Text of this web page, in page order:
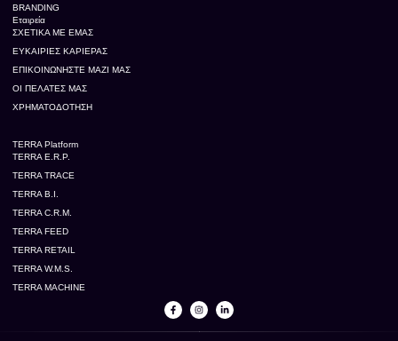
BRANDING
Εταιρεία
ΣΧΕΤΙΚΆ ΜΕ ΕΜΆΣ
ΕΥΚΑΙΡΊΕΣ ΚΑΡΙΈΡΑΣ
ΕΠΙΚΟΙΝΩΝΉΣΤΕ ΜΑΖΊ ΜΑΣ
ΟΙ ΠΕΛΆΤΕΣ ΜΑΣ
ΧΡΗΜΑΤΟΔΌΤΗΣΗ
TERRA Platform
TERRA E.R.P.
TERRA TRACE
TERRA B.I.
TERRA C.R.M.
TERRA FEED
TERRA RETAIL
TERRA W.M.S.
TERRA MACHINE